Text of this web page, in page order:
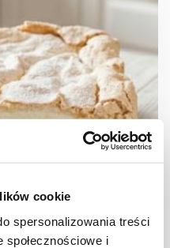
cookie
spersonalizowania treści
społecznościowe i